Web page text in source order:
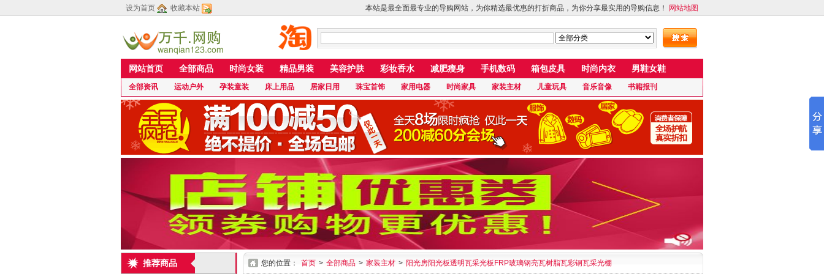
设为首页 收藏本站 本站是最全面最专业的导购网站，为你精选最优惠的打折商品，为你分享最实用的导购信息！ 网站地图
网站首页 全部商品 时尚女装 精品男装 美容护肤 彩妆香水 减肥瘦身 手机数码 箱包皮具 时尚内衣 男鞋女鞋
全部资讯 运动户外 孕装童装 床上用品 居家日用 珠宝首饰 家用电器 时尚家具 家装主材 儿童玩具 音乐音像 书籍报刊
推荐商品 您的位置： 首页 > 全部商品 > 家装主材 > 阳光房阳光板透明瓦采光板FRP玻璃钢亮瓦树脂瓦彩钢瓦采光棚